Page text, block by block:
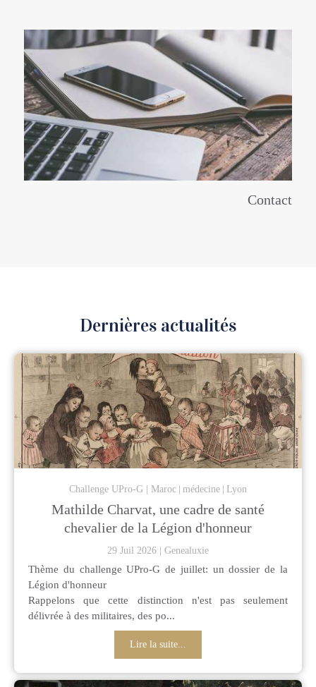
Contact
Dernières actualités
Challenge UPro-G Maroc médecine Lyon
Mathilde Charvat, une cadre de santé
chevalier de la Légion d'honneur
29 Juil 2026 Genealuxie
Thème du challenge UPro-G de juillet: un dossier de la
Légion d'honneur
Rappelons que cette distinction n'est pas seulement
délivrée à des militaires, des po...
Lire la suite...